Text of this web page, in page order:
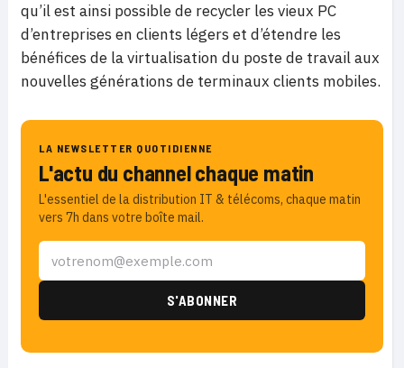
qu’il est ainsi possible de recycler les vieux PC
d’entreprises en clients légers et d’étendre les
bénéfices de la virtualisation du poste de travail aux
nouvelles générations de terminaux clients mobiles.
LA NEWSLETTER QUOTIDIENNE
L'actu du channel chaque matin
L'essentiel de la distribution IT & télécoms, chaque matin
vers 7h dans votre boîte mail.